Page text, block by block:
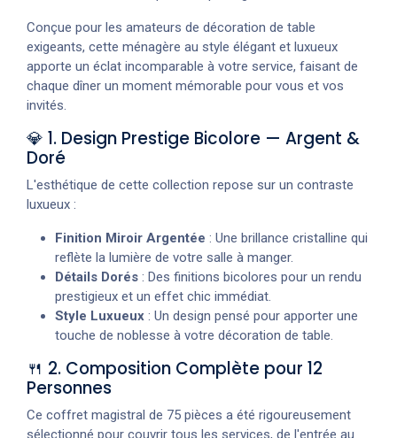
Conçue pour les amateurs de décoration de table
exigeants, cette ménagère au style élégant et luxueux
apporte un éclat incomparable à votre service, faisant de
chaque dîner un moment mémorable pour vous et vos
invités.
💎 1. Design Prestige Bicolore — Argent &
Doré
L'esthétique de cette collection repose sur un contraste
luxueux :
Finition Miroir Argentée : Une brillance cristalline qui
reflète la lumière de votre salle à manger.
Détails Dorés : Des finitions bicolores pour un rendu
prestigieux et un effet chic immédiat.
Style Luxueux : Un design pensé pour apporter une
touche de noblesse à votre décoration de table.
🍴 2. Composition Complète pour 12
Personnes
Ce coffret magistral de 75 pièces a été rigoureusement
sélectionné pour couvrir tous les services, de l'entrée au